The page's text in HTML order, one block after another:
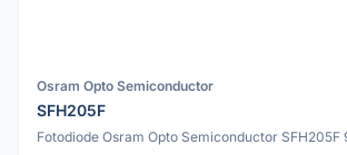
Osram Opto Semiconductor
SFH205F
Fotodiode Osram Opto Semiconductor SFH205F